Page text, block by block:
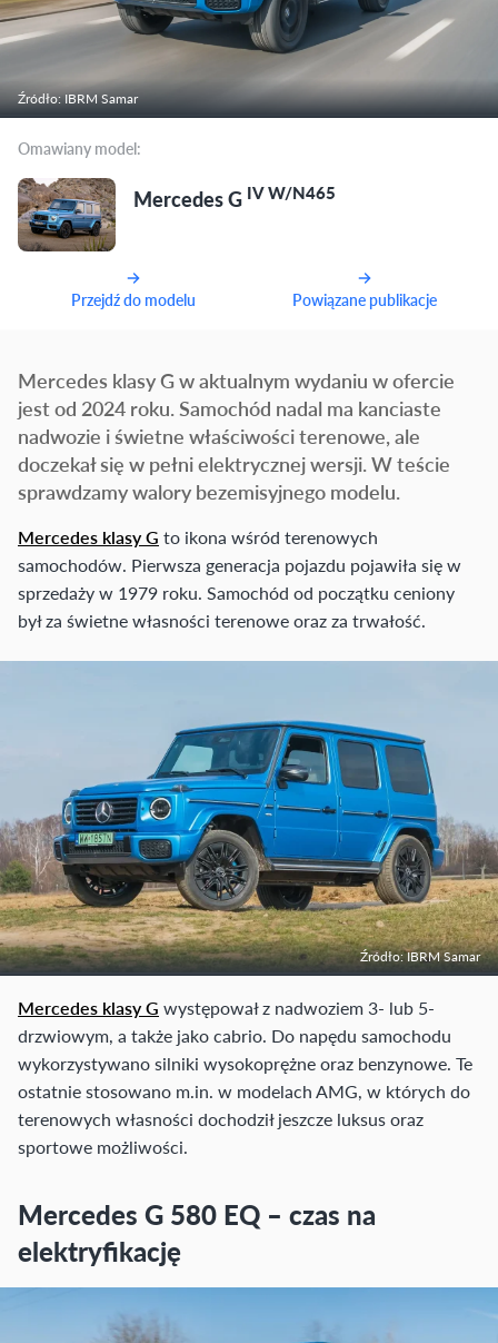
Źródło: IBRM Samar
Omawiany model:
Mercedes G IV W/N465
Przejdź do modelu Powiązane publikacje
Mercedes klasy G w aktualnym wydaniu w ofercie
jest od 2024 roku. Samochód nadal ma kanciaste
nadwozie i świetne właściwości terenowe, ale
doczekał się w pełni elektrycznej wersji. W teście
sprawdzamy walory bezemisyjnego modelu.
Mercedes klasy G to ikona wśród terenowych
samochodów. Pierwsza generacja pojazdu pojawiła się w
sprzedaży w 1979 roku. Samochód od początku ceniony
był za świetne własności terenowe oraz za trwałość.
Źródło: IBRM Samar
Mercedes klasy G występował z nadwoziem 3- lub 5-
drzwiowym, a także jako cabrio. Do napędu samochodu
wykorzystywano silniki wysokoprężne oraz benzynowe. Te
ostatnie stosowano m.in. w modelach AMG, w których do
terenowych własności dochodził jeszcze luksus oraz
sportowe możliwości.
Mercedes G 580 EQ – czas na
elektryfikację